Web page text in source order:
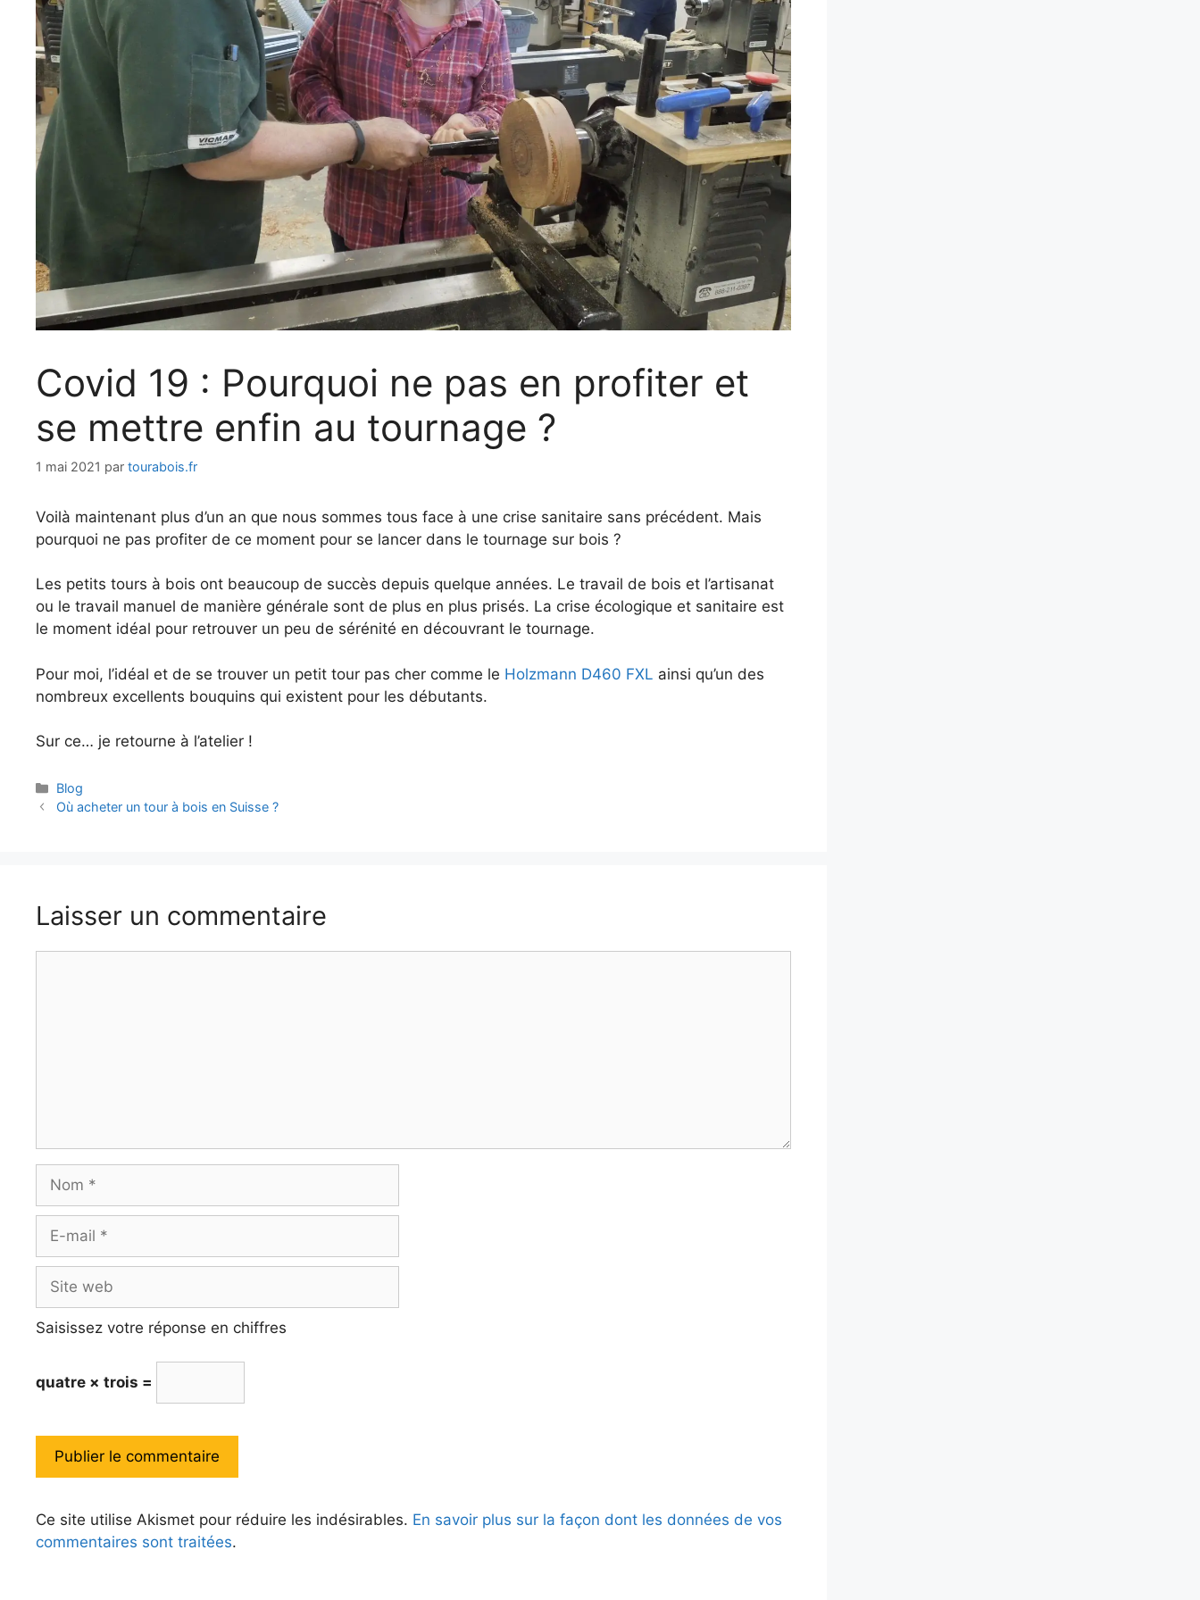
Covid 19 : Pourquoi ne pas en profiter et
se mettre enfin au tournage ?
1 mai 2021 par tourabois.fr
Voilà maintenant plus d’un an que nous sommes tous face à une crise sanitaire sans précédent. Mais
pourquoi ne pas profiter de ce moment pour se lancer dans le tournage sur bois ?
Les petits tours à bois ont beaucoup de succès depuis quelque années. Le travail de bois et l’artisanat
ou le travail manuel de manière générale sont de plus en plus prisés. La crise écologique et sanitaire est
le moment idéal pour retrouver un peu de sérénité en découvrant le tournage.
Pour moi, l’idéal et de se trouver un petit tour pas cher comme le Holzmann D460 FXL ainsi qu’un des
nombreux excellents bouquins qui existent pour les débutants.
Sur ce… je retourne à l’atelier !
Catégories
Blog
Où acheter un tour à bois en Suisse ?
Laisser un commentaire
mail
web
Saisissez votre réponse en chiffres
quatre × trois =
Ce site utilise Akismet pour réduire les indésirables. En savoir plus sur la façon dont les données de vos
commentaires sont traitées.